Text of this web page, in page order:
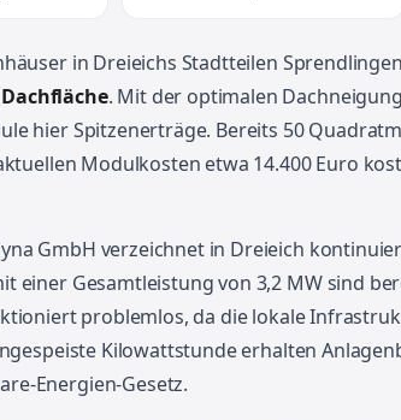
in Dreieichs Stadtteilen
. Mit der optimalen
hier Spitzenerträge. Bereits 50
Modulkosten etwa 14.400 Euro
GmbH verzeichnet in Dreieich
einer Gesamtleistung von 3,2 MW sind
problemlos, da die lokale
Kilowattstunde erhalten
Energien-Gesetz.